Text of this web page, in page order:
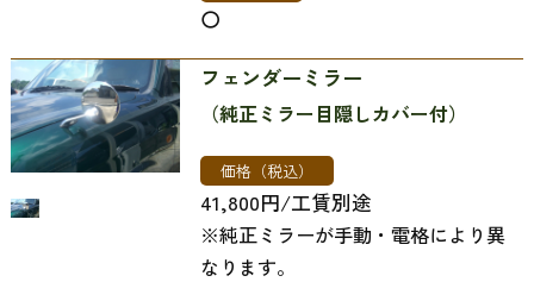
〇
フェンダーミラー
（純正ミラー目隠しカバー付）
価格（税込）
41,800円/工賃別途
​​​​​​​※純正ミラーが手動・電格により異
なります。